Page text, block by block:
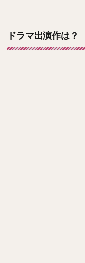
ドラマ出演作は？